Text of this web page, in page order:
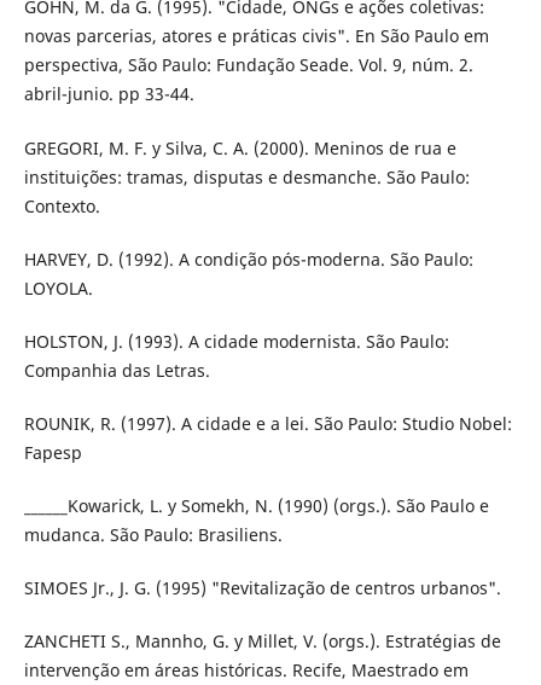
GOHN, M. da G. (1995). "Cidade, ONGs e ações coletivas:
novas parcerias, atores e práticas civis". En São Paulo em
perspecti­va, São Paulo: Fundação Seade. Vol. 9, núm. 2.
abril-junio. pp 33-44.
GREGORI, M. F. y Silva, C. A. (2000). Meninos de rua e
instituições: tramas, disputas e desmanche. São Paulo:
Contexto.
HARVEY, D. (1992). A condição pós-moderna. São Paulo:
LOYOLA.
HOLSTON, J. (1993). A cidade modernista. São Paulo:
Companhia das Letras.
ROUNIK, R. (1997). A cidade e a lei. São Paulo: Studio Nobel:
Fapesp
______Kowarick, L. y Somekh, N. (1990) (orgs.). São Paulo e
mudanca. São Paulo: Brasiliens.
SIMOES Jr., J. G. (1995) "Revitalização de centros urbanos".
ZANCHETI S., Mannho, G. y Millet, V. (orgs.). Estratégias de
intervenção em áreas históricas. Recife, Maestrado em